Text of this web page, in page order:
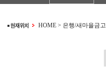
HOME > 은행/새마을금고